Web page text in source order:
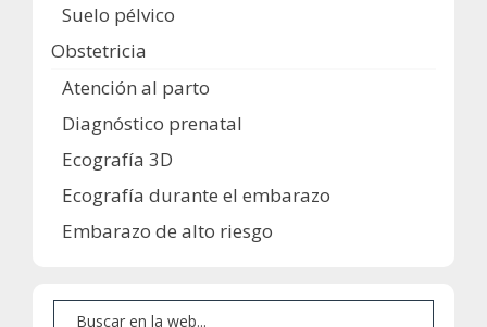
Suelo pélvico
Obstetricia
Atención al parto
Diagnóstico prenatal
Ecografía 3D
Ecografía durante el embarazo
Embarazo de alto riesgo